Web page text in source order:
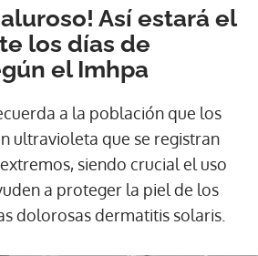
Así estará el
los días de
el Imhpa
a la población que los
ultravioleta que se registran
siendo crucial el uso
a proteger la piel de los
dolorosas dermatitis solaris.